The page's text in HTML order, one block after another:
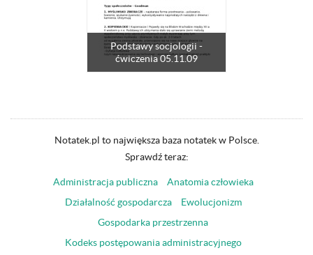
Podstawy socjologii -
ćwiczenia 05.11.09
Notatek.pl to największa baza notatek w Polsce.
Sprawdź teraz:
Administracja publiczna
Anatomia człowieka
Działalność gospodarcza
Ewolucjonizm
Gospodarka przestrzenna
Kodeks postępowania administracyjnego